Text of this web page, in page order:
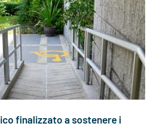
finalizzato a sostenere i